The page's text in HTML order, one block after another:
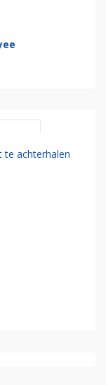
te achterhalen